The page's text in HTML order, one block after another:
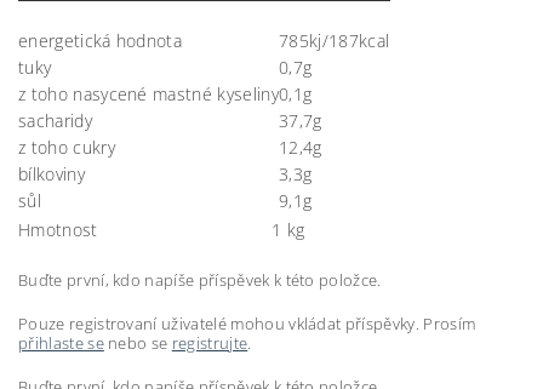
energetická hodnota
785kj/187kcal
tuky
0,7g
z toho nasycené mastné kyseliny0,1g
sacharidy
37,7g
z toho cukry
12,4g
bílkoviny
3,3g
sůl
9,1g
Hmotnost
1 kg
Buďte první, kdo napíše příspěvek k této položce.
Pouze registrovaní uživatelé mohou vkládat příspěvky. Prosím
přihlaste senebo se registrujte.